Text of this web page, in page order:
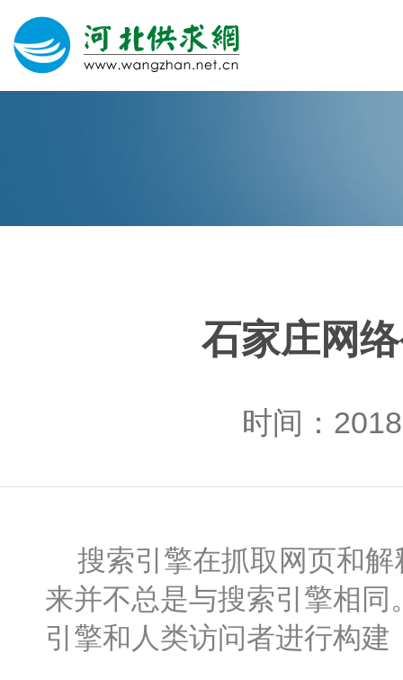
石家庄网
时间：
搜索引擎在抓取网页和解
来并不总是与搜索引擎相
引擎和人类访问者进行构